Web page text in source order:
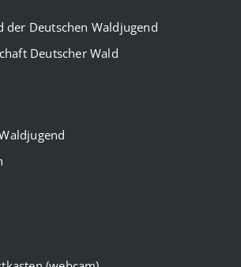
der Deutschen Waldjugend
Deutscher Wald